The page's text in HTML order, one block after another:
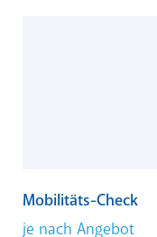
ebenso ein klares
Mobilitäts-Check
je nach Angebot